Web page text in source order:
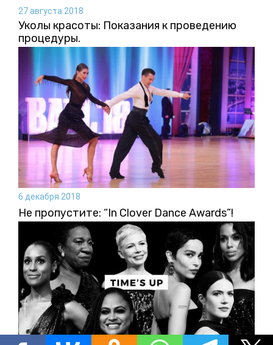
27 августа 2018
Уколы красоты: Показания к проведению
процедуры.
6 декабря 2018
Не пропустите: “In Clover Dance Awards”!